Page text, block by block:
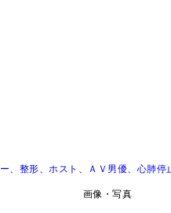
整形、ホスト、ＡＶ男優、心肺
画像・写真